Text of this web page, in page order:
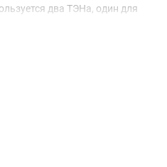
два ТЭНа, один для